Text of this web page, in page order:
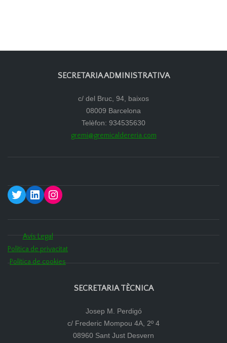
SECRETARIA ADMINISTRATIVA
c/ del Bruc, 94, baixos
08009 Barcelona
Telèfon: 934535630
gremi@gremicaldereria.com
TwitterLinkedInInstagram
Avís Legal
Política de privacitat
Política de cookies
SECRETARIA TÈCNICA
Josep M. Perdigó
c/ Frederic Mompou 4A, 2º 4
08960 Sant Just Desvern